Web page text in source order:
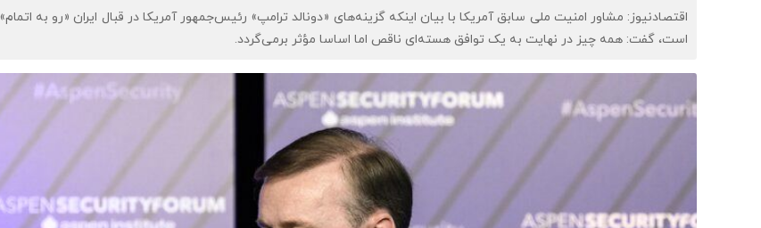
اقتصادنیوز: مشاور امنیت ملی سابق آمریکا با بیان اینکه گزینه‌های «دونالد ترامپ» رئیس‌جمهور آمریکا در قبال ایران «رو به اتمام»
است، گفت: همه چیز در نهایت به یک توافق هسته‌ای ناقص اما اساسا مؤثر برمی‌گردد.